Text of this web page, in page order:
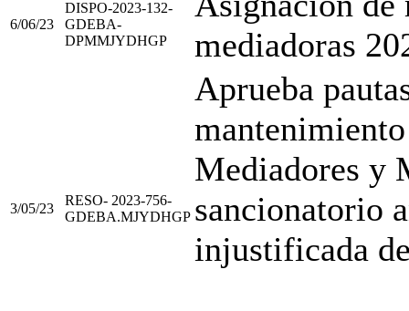
6/06/23
DISPO-2023-132-
GDEBA-
DPMMJYDHGP
mediadoras
3/05/23
RESO- 2023-756-
GDEBA.MJYDHGP
Aprueba
Mediadores y
sancionatorio
injustificada